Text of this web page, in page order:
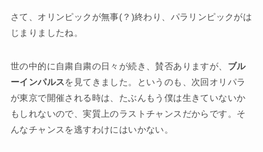
さて、オリンピックが無事(？)終わり、パラリンピックがは
じまりましたね。
世の中的に自粛自粛の日々が続き、賛否ありますが、 ブル
ーインパルスを見てきました。というのも、次回オリパラ
が東京で開催される時は、たぶんもう僕は生きていないか
もしれないので、実質上のラストチャンスだからです。そ
んなチャンスを逃すわけにはいかない。